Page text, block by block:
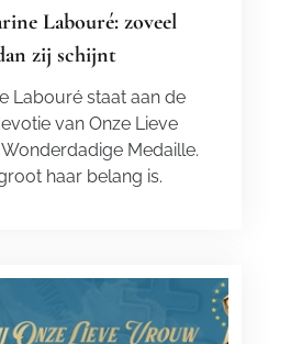
Labouré: zoveel
zij schijnt
Labouré staat aan de
van Onze Lieve
Medaille.
haar belang is.